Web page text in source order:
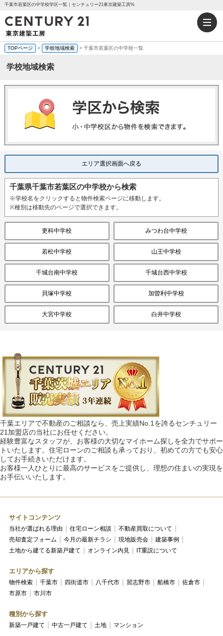
千葉市若葉区の中学校学区一覧｜センチュリー21東京建築工房%
TOPページ > 学校地域検索 > 千葉市若葉区の中学校一覧
学校地域検索
エリア選択画面へ戻る
千葉県千葉市若葉区の中学校から検索
※学校名をクリックすると物件検索ページに移動します。
※種別は移動先のページで選択できます。
更科中学校 みつわ台中学校
若松中学校 山王中学校
千城台南中学校 千城台西中学校
貝塚中学校 加曽利中学校
大宮中学校 白井中学校
千葉エリアで不動産のご相談なら、売上実績No.1を誇るセンチュリー
21加盟店の当社にお任せください。
経験豊富なスタッフが、お客様の大切なマイホーム探しを全力でサポー
トいたします。住宅ローンのご相談も承っており、初めての方でも安心
してお手続きいただけます。
お客様一人ひとりに最高のサービスをご提供し、理想の住まいの実現を
お手伝いいたします。
サイトコンテンツ
当社が選ばれる理由 住宅ローン相談
不動産買取について
売却査定フォーム
今月の最新チラシ 現地販売会
建築事例
土地から建てる新築戸建て
オンライン内見 IT重説について
エリアから探す
物件検索 千葉市 四街道市 八千代市 習志野市 船橋市
佐倉市
市原市
市川市
種別から探す
新築一戸建て 中古一戸建て 土地 マンション